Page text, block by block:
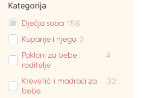
Kategorija
Dječja soba 156
Kupanje i njega 2
Pokloni za bebe i
roditelje
4
Krevetići i madraci za
bebe
32